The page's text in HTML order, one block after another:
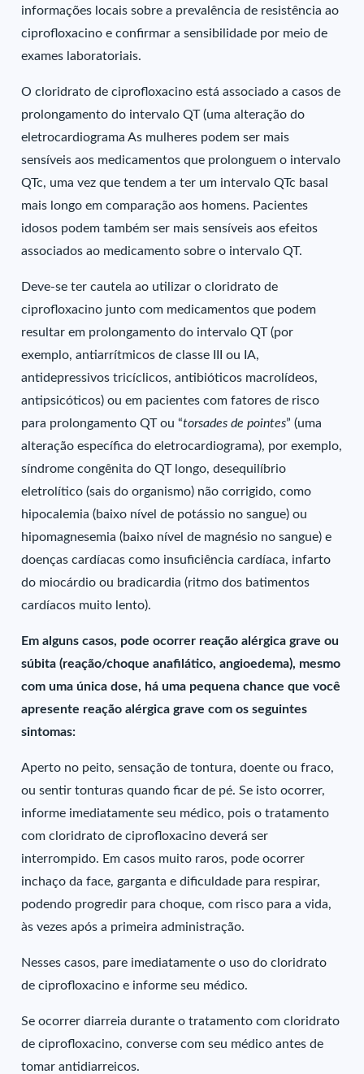
informações locais sobre a prevalência de resistência ao
ciprofloxacino e confirmar a sensibilidade por meio de
exames laboratoriais.
O cloridrato de ciprofloxacino está associado a casos de
prolongamento do intervalo QT (uma alteração do
eletrocardiograma As mulheres podem ser mais
sensíveis aos medicamentos que prolonguem o intervalo
QTc, uma vez que tendem a ter um intervalo QTc basal
mais longo em comparação aos homens. Pacientes
idosos podem também ser mais sensíveis aos efeitos
associados ao medicamento sobre o intervalo QT.
Deve-se ter cautela ao utilizar o cloridrato de
ciprofloxacino junto com medicamentos que podem
resultar em prolongamento do intervalo QT (por
exemplo, antiarrítmicos de classe III ou IA,
antidepressivos tricíclicos, antibióticos macrolídeos,
antipsicóticos) ou em pacientes com fatores de risco
para prolongamento QT ou “torsades de pointes” (uma
alteração específica do eletrocardiograma), por exemplo,
síndrome congênita do QT longo, desequilíbrio
eletrolítico (sais do organismo) não corrigido, como
hipocalemia (baixo nível de potássio no sangue) ou
hipomagnesemia (baixo nível de magnésio no sangue) e
doenças cardíacas como insuficiência cardíaca, infarto
do miocárdio ou bradicardia (ritmo dos batimentos
cardíacos muito lento).
Em alguns casos, pode ocorrer reação alérgica grave ou
súbita (reação/choque anafilático, angioedema), mesmo
com uma única dose, há uma pequena chance que você
apresente reação alérgica grave com os seguintes
sintomas:
Aperto no peito, sensação de tontura, doente ou fraco,
ou sentir tonturas quando ficar de pé. Se isto ocorrer,
informe imediatamente seu médico, pois o tratamento
com cloridrato de ciprofloxacino deverá ser
interrompido. Em casos muito raros, pode ocorrer
inchaço da face, garganta e dificuldade para respirar,
podendo progredir para choque, com risco para a vida,
às vezes após a primeira administração.
Nesses casos, pare imediatamente o uso do cloridrato
de ciprofloxacino e informe seu médico.
Se ocorrer diarreia durante o tratamento com cloridrato
de ciprofloxacino, converse com seu médico antes de
tomar antidiarreicos.